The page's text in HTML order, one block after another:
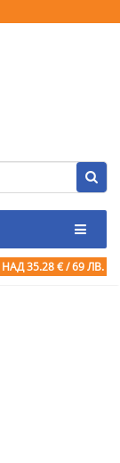
НАД 35.28 € / 69 ЛВ.